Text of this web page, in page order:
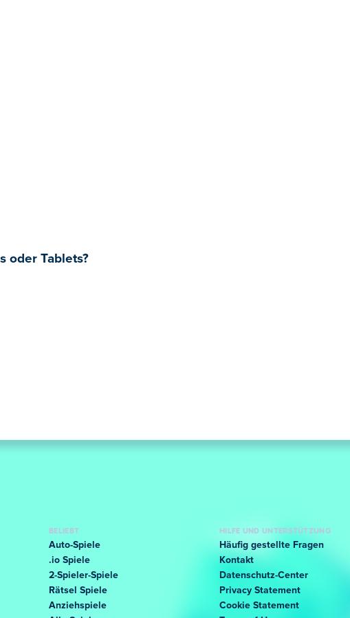
oder Tablets?
BELIEBT
Auto-Spiele
.io Spiele
2-Spieler-Spiele
Rätsel Spiele
Anziehspiele
HILFE UND UNTERSTÜTZUNG
Häufig gestellte Fragen
Kontakt
Datenschutz-Center
Privacy Statement
Cookie Statement